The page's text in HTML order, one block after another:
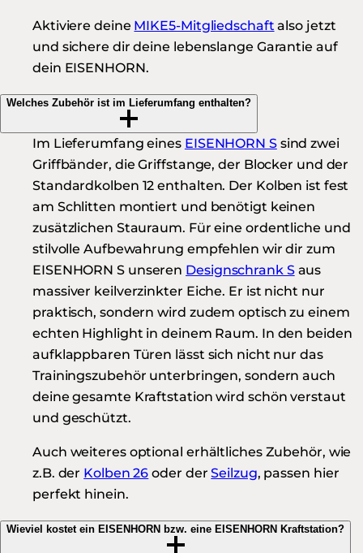
Aktiviere deine MIKE5-Mitgliedschaft also jetzt
und sichere dir deine lebenslange Garantie auf
dein EISENHORN.
Welches Zubehör ist im Lieferumfang enthalten?
Im Lieferumfang eines EISENHORN Ssind zwei
Griffbänder, die Griffstange, der Blocker und der
Standardkolben 12 enthalten. Der Kolben ist fest
am Schlitten montiert und benötigt keinen
zusätzlichen Stauraum. Für eine ordentliche und
stilvolle Aufbewahrung empfehlen wir dir zum
EISENHORN S unseren Designschrank Saus
massiver keilverzinkter Eiche. Er ist nicht nur
praktisch, sondern wird zudem optisch zu einem
echten Highlight in deinem Raum. In den beiden
aufklappbaren Türen lässt sich nicht nur das
Trainingszubehör unterbringen, sondern auch
deine gesamte Kraftstation wird schön verstaut
und geschützt.
Auch weiteres optional erhältliches Zubehör, wie
z.B. der Kolben 26 oder derSeilzug, passen hier
perfekt hinein.
Wieviel kostet ein EISENHORN bzw. eine EISENHORN Kraftstation?